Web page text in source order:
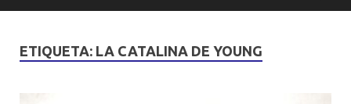
ETIQUETA: LA CATALINA DE YOUNG